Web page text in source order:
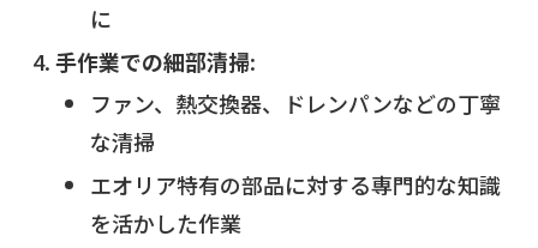
に
手作業での細部清掃:
ファン、熱交換器、ドレンパンなどの丁寧
な清掃
エオリア特有の部品に対する専門的な知識
を活かした作業